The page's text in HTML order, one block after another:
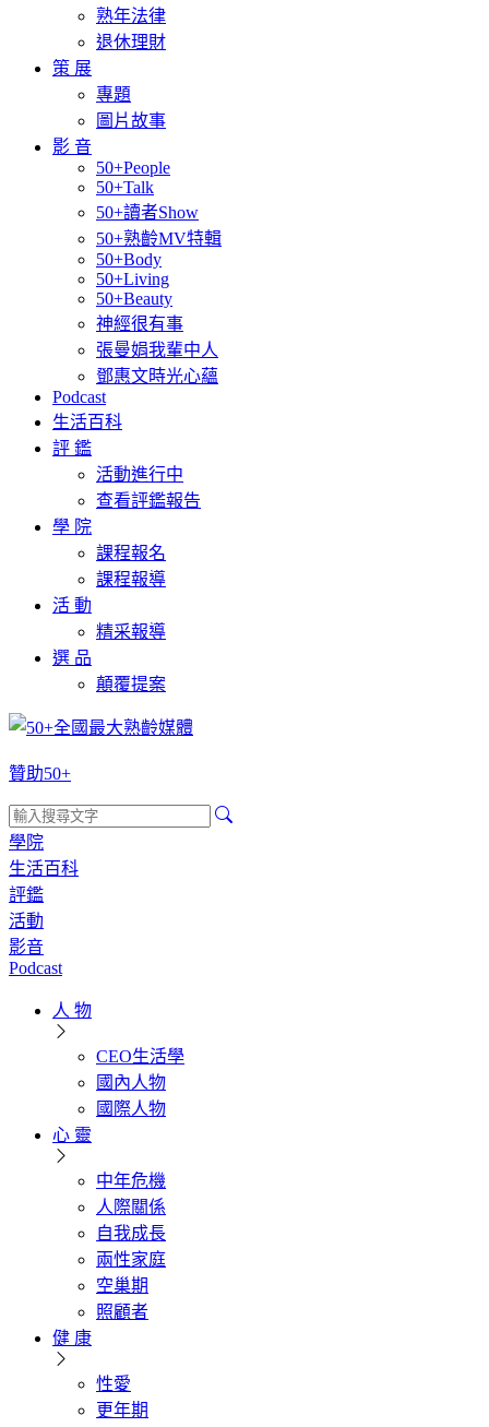
熟年法律
退休理財
策 展
專題
圖片故事
影 音
50+People
50+Talk
50+讀者Show
50+熟齡MV特輯
50+Body
50+Living
50+Beauty
神經很有事
張曼娟我輩中人
鄧惠文時光心蘊
Podcast
生活百科
評 鑑
活動進行中
查看評鑑報告
學 院
課程報名
課程報導
活 動
精采報導
選 品
顛覆提案
贊助50+
學院
生活百科
評鑑
活動
影音
Podcast
人 物
CEO生活學
國內人物
國際人物
心 靈
中年危機
人際關係
自我成長
兩性家庭
空巢期
照顧者
健 康
性愛
更年期